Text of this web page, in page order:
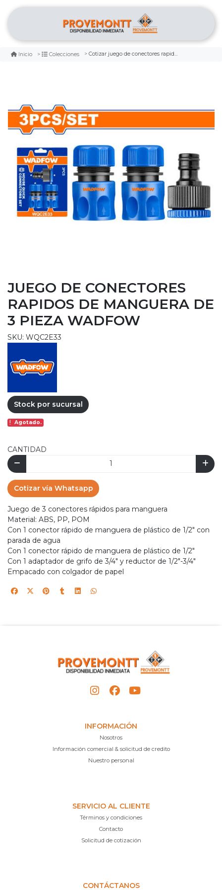
Inicio Colecciones Cotizar juego de conectores rapidos de manguera de 3 pieza wadfow
JUEGO DE CONECTORES
RAPIDOS DE MANGUERA DE
3 PIEZA WADFOW
SKU: WQC2E33
Stock por sucursal
Agotado.
CANTIDAD
Cotizar vía Whatsapp
Juego de 3 conectores rápidos para manguera
Material: ABS, PP, POM
Con 1 conector rápido de manguera de plástico de 1/2" con
parada de agua
Con 1 conector rápido de manguera de plástico de 1/2"
Con 1 adaptador de grifo de 3/4" y reductor de 1/2"-3/4"
Empacado con colgador de papel
INFORMACIÓN
Nosotros
Información comercial & solicitud de credito
Nuestro personal
SERVICIO AL CLIENTE
Términos y condiciones
Contacto
Solicitud de cotización
CONTÁCTANOS